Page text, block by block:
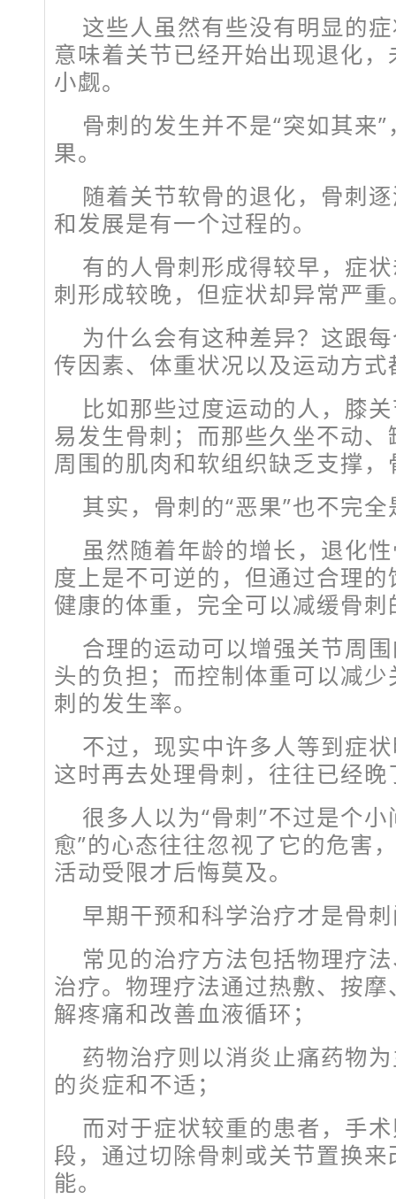
这些人虽然有些没有明显的
意味着关节已经开始出现退化
小觑。
骨刺的发生并不是“突如其来
果。
随着关节软骨的退化，骨刺
和发展是有一个过程的。
有的人骨刺形成得较早，症
刺形成较晚，但症状却异常严重
为什么会有这种差异？这跟
传因素、体重状况以及运动方
比如那些过度运动的人，膝
易发生骨刺；而那些久坐不动
周围的肌肉和软组织缺乏支撑
其实，骨刺的“恶果”也不完
虽然随着年龄的增长，退化
度上是不可逆的，但通过合理
健康的体重，完全可以减缓骨刺
合理的运动可以增强关节周
头的负担；而控制体重可以减
刺的发生率。
不过，现实中许多人等到症
这时再去处理骨刺，往往已经晚
很多人以为“骨刺”不过是个
愈”的心态往往忽视了它的危害
活动受限才后悔莫及。
早期干预和科学治疗才是骨
常见的治疗方法包括物理疗
治疗。物理疗法通过热敷、按
解疼痛和改善血液循环；
药物治疗则以消炎止痛药物
的炎症和不适；
而对于症状较重的患者，手
段，通过切除骨刺或关节置换
能。